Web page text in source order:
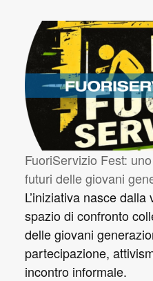
FuoriServizio Fest:
futuri delle giovani
L’iniziativa nasce
spazio di confronto
delle giovani
partecipazione,
incontro informale.